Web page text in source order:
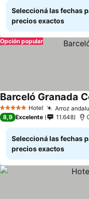
Seleccioná las fechas
precios exactos
Opción popular
5 Estrellas Hotel Arroz
Barceló Granada
8,9 Excelente 11.648
Seleccioná las fechas
precios exactos